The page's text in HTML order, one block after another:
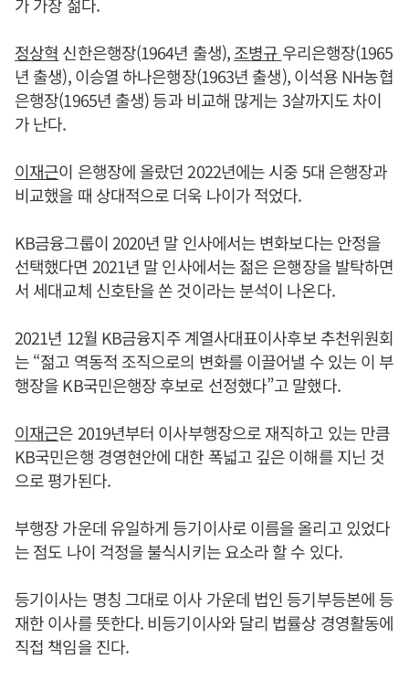
정상혁 신한은행장(1964년 출생),조병규 우리은행장(1965
년 출생), 이승열 하나은행장(1963년 출생), 이석용 NH농협
은행장(1965년 출생) 등과 비교해 많게는 3살까지도 차이
가 난다.
이재근이 은행장에 올랐던 2022년에는 시중 5대 은행장과
비교했을 때 상대적으로 더욱 나이가 적었다.
KB금융그룹이 2020년 말 인사에서는 변화보다는 안정을
선택했다면 2021년 말 인사에서는 젊은 은행장을 발탁하면
서 세대교체 신호탄을 쏜 것이라는 분석이 나온다.
2021년 12월 KB금융지주 계열사대표이사후보 추천위원회
는 “젊고 역동적 조직으로의 변화를 이끌어낼 수 있는 이 부
행장을 KB국민은행장 후보로 선정했다”고 말했다.
이재근은 2019년부터 이사부행장으로 재직하고 있는 만큼
KB국민은행 경영현안에 대한 폭넓고 깊은 이해를 지닌 것
으로 평가된다.
부행장 가운데 유일하게 등기이사로 이름을 올리고 있었다
는 점도 나이 걱정을 불식시키는 요소라 할 수 있다.
등기이사는 명칭 그대로 이사 가운데 법인 등기부등본에 등
재한 이사를 뜻한다. 비등기이사와 달리 법률상 경영활동에
직접 책임을 진다.